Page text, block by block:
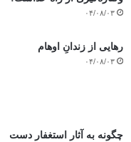
۰۴/۰۸/۰۳
رهایی از زندانِ اوهام
۰۴/۰۸/۰۳
چگونه به آثار استغفار دست